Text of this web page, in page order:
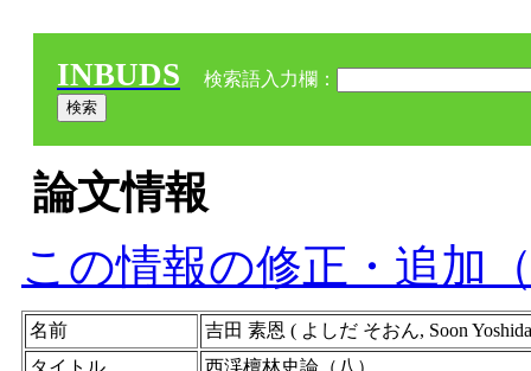
INBUDS 検索語入力欄：
論文情報
この情報の修正・追加
名前
吉田 素恩 ( よしだ そおん, Soon
タイトル
西渓檀林史論（八）